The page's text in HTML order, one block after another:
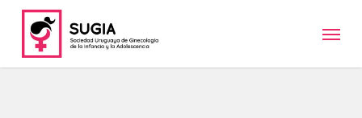
Skip
content
Menu